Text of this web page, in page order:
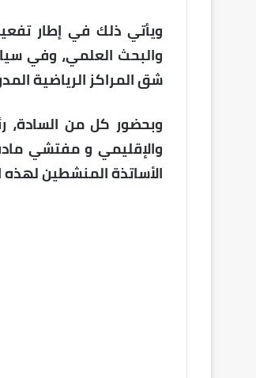
ويأتي ذلك في إطار
شق المراكز الرياضية
والإقليمي و مفتشي مادة
الأساتذة المنشطين لهذه